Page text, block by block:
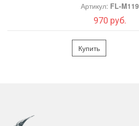
Артикул: FL-M119
970 руб.
Купить